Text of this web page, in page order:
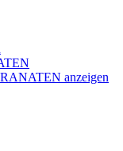
anzeigen